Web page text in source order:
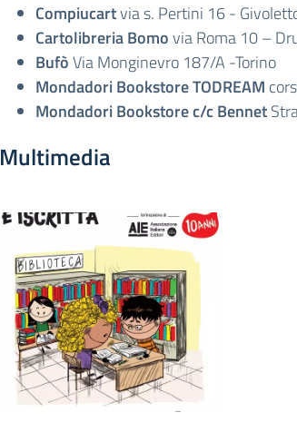
Compiucartvia s. Pertini 16 -
Cartolibreria Bomovia Roma 10 –
BufòVia Monginevro 187/A -Torino
Mondadori Bookstore TODREAM
Mondadori Bookstore c/c Bennet
Multimedia